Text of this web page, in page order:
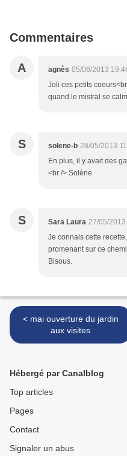
Commentaires
A agnès 05/06/2013
Joli ces petits
quand le mistral se
S solene-b 28/05/2013
En plus, il y avait des
<br /> Solène
S Sara Laura 27/05/2013
Je connais cette
promenant sur ce
Bisous.
< mai ouverture du jardin
aux visites
Hébergé par Canalblog
Top articles
Pages
Contact
Signaler un abus